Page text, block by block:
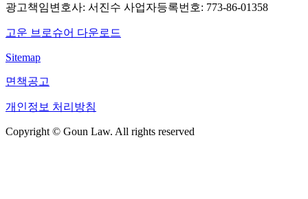
광고책임변호사: 서진수 사업자등록번호: 773-86-01358
고운 브로슈어 다운로드
Sitemap
면책공고
개인정보 처리방침
Copyright © Goun Law. All rights reserved